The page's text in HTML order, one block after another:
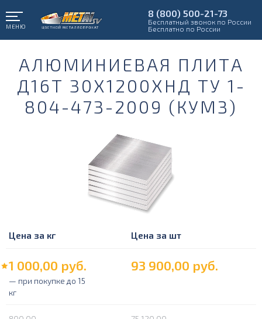
МЕНЮ
8 (800) 500-21-73
Бесплатный звонок по России
Бесплатно по России
АЛЮМИНИЕВАЯ ПЛИТА
Д16Т 30Х1200ХНД ТУ 1-
804-473-2009 (КУМЗ)
Цена за кг Цена за шт
1 000,00 руб. 93 900,00 руб.
— при покупке до 15
кг